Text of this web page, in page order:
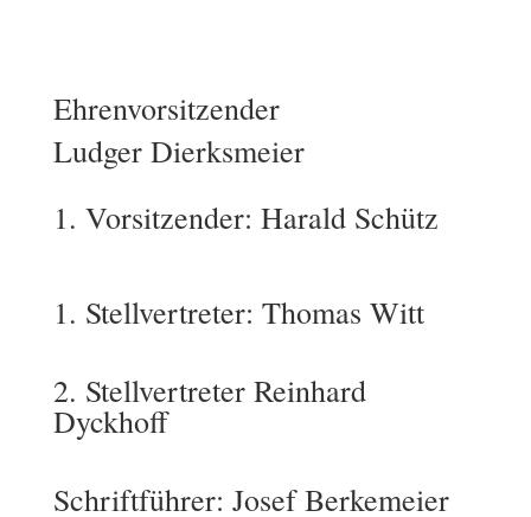
Ehrenvorsitzender
Ludger Dierksmeier
1. Vorsitzender: Harald Schütz
1. Stellvertreter: Thomas Witt
2. Stellvertreter Reinhard
Dyckhoff
Schriftführer: Josef Berkemeier